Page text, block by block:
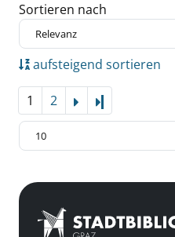
Zu den Suchfiltern springen
Sortieren nach
aufsteigend sortieren
1 2